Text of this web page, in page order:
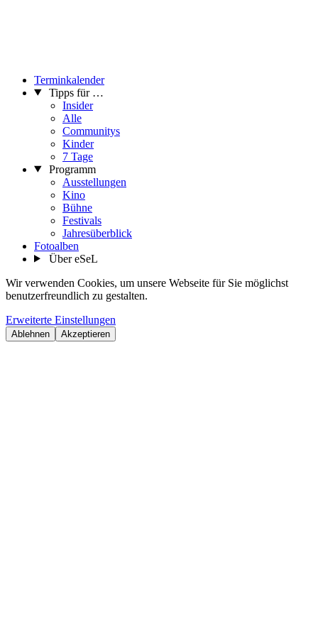
Terminkalender
Tipps für …
Insider
Alle
Communitys
Kinder
7 Tage
Programm
Ausstellungen
Kino
Bühne
Festivals
Jahresüberblick
Fotoalben
Über eSeL
Wir verwenden Cookies, um unsere Webseite für Sie möglichst
benutzerfreundlich zu gestalten.
Erweiterte Einstellungen
Ablehnen Akzeptieren